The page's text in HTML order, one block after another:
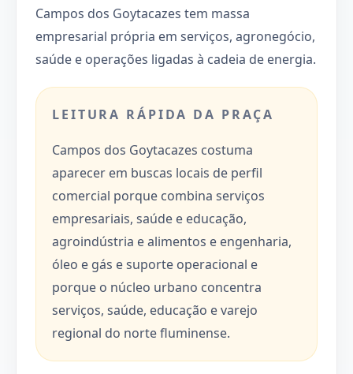
Campos dos Goytacazes tem massa
empresarial própria em serviços, agronegócio,
saúde e operações ligadas à cadeia de energia.
LEITURA RÁPIDA DA PRAÇA
Campos dos Goytacazes costuma
aparecer em buscas locais de perfil
comercial porque combina serviços
empresariais, saúde e educação,
agroindústria e alimentos e engenharia,
óleo e gás e suporte operacional e
porque o núcleo urbano concentra
serviços, saúde, educação e varejo
regional do norte fluminense.